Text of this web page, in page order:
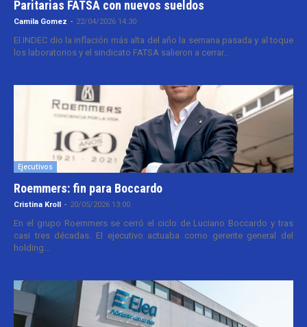
Paritarias FATSA con nuevos sueldos
Camila Gomez - 22/04/2026 14:30
El INDEC dio la inflación más alta del año la semana pasada y al toque
los laboratorios y el sindicato FATSA salieron a cerrar...
Ejecutivos
Roemmers: fin para Boccardo
Cristina Kroll - 20/05/2026 13:00
En el grupo Roemmers se cerró el ciclo de Luciano Boccardo y tras
casi tres décadas. El ejecutivo actuaba como gerente general del
holding...